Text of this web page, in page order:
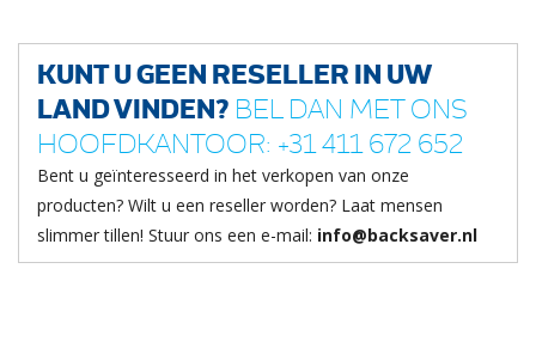
KUNT U GEEN RESELLER IN UW
LAND VINDEN? BEL DAN MET ONS
HOOFDKANTOOR: +31 411 672 652
Bent u geïnteresseerd in het verkopen van onze
producten? Wilt u een reseller worden? Laat mensen
slimmer tillen! Stuur ons een e-mail: info@backsaver.nl